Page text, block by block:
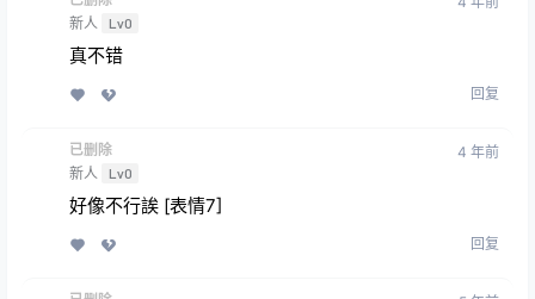
新人
Lv0
真不错
回复
已删除
新人
Lv0
4 年前
好像不行誒 [表情7]
回复